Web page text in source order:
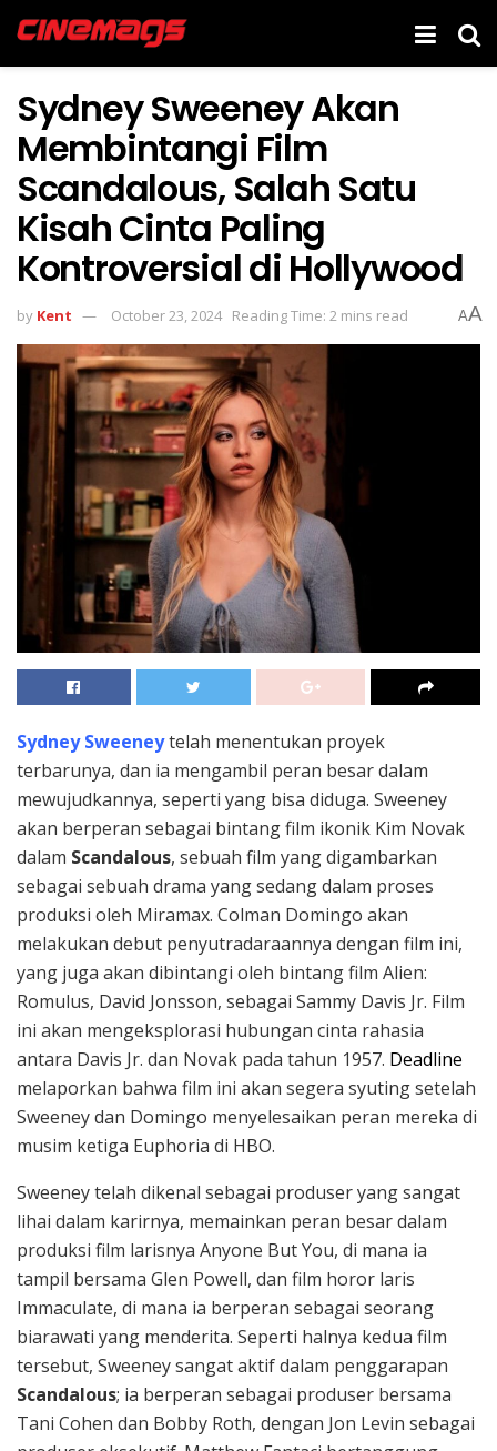
Sydney Sweeney Akan
Membintangi Film
Scandalous, Salah Satu
Kisah Cinta Paling
Kontroversial di Hollywood
by Kent October 23, 2024 Reading Time: 2 mins read AA
Sydney Sweeneytelah menentukan proyek
terbarunya, dan ia mengambil peran besar dalam
mewujudkannya, seperti yang bisa diduga. Sweeney
akan berperan sebagai bintang film ikonik Kim Novak
dalam Scandalous, sebuah film yang digambarkan
sebagai sebuah drama yang sedang dalam proses
produksi oleh Miramax. Colman Domingo akan
melakukan debut penyutradaraannya dengan film ini,
yang juga akan dibintangi oleh bintang film Alien:
Romulus, David Jonsson, sebagai Sammy Davis Jr. Film
ini akan mengeksplorasi hubungan cinta rahasia
antara Davis Jr. dan Novak pada tahun 1957. Deadline
melaporkan bahwa film ini akan segera syuting setelah
Sweeney dan Domingo menyelesaikan peran mereka di
musim ketiga Euphoria di HBO.
Sweeney telah dikenal sebagai produser yang sangat
lihai dalam karirnya, memainkan peran besar dalam
produksi film larisnya Anyone But You, di mana ia
tampil bersama Glen Powell, dan film horor laris
Immaculate, di mana ia berperan sebagai seorang
biarawati yang menderita. Seperti halnya kedua film
tersebut, Sweeney sangat aktif dalam penggarapan
Scandalous; ia berperan sebagai produser bersama
Tani Cohen dan Bobby Roth, dengan Jon Levin sebagai